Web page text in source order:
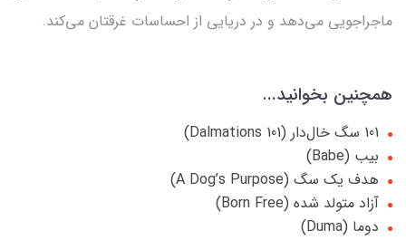
ماجراجویی می‌دهد و در دریایی از احساسات غرقتان می‌کند.
همچنین بخوانید...
101 سگ خال‌دار (101 Dalmations)
بیب (Babe)
هدف یک سگ (A Dog’s Purpose)
آزاد متولد شده (Born Free)
دوما (Duma)